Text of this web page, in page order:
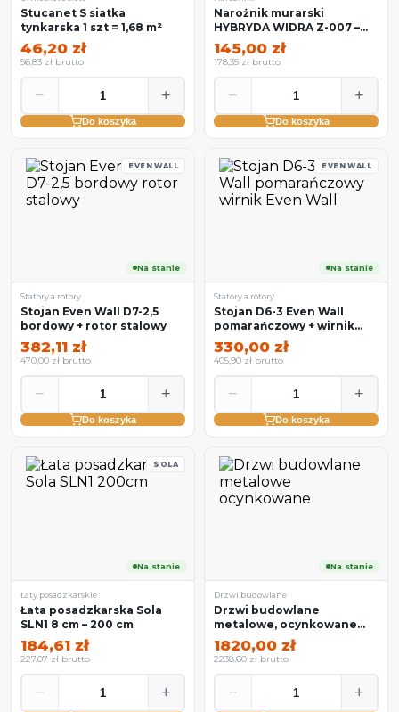
Stucanet S siatka
tynkarska 1 szt = 1,68 m²
46,20 zł
56,83 zł brutto
− +
Do koszyka
Narożnik murarski
HYBRYDA WIDRA Z-007 –
3,00 m (25 szt)
145,00 zł
178,35 zł brutto
− +
Do koszyka
EVEN WALL
Na stanie
Statory a rotory
Stojan Even Wall D7-2,5
bordowy + rotor stalowy
382,11 zł
470,00 zł brutto
− +
Do koszyka
EVEN WALL
Na stanie
Statory a rotory
Stojan D6-3 Even Wall
pomarańczowy + wirnik
Even Wall
330,00 zł
405,90 zł brutto
− +
Do koszyka
SOLA
Na stanie
Łaty posadzkarskie
Łata posadzkarska Sola
SLN1 8 cm – 200 cm
184,61 zł
227,07 zł brutto
− +
Na stanie
Drzwi budowlane
Drzwi budowlane
metalowe, ocynkowane
szer. 86–118 cm, wys. 198–
219 cm
1820,00 zł
2238,60 zł brutto
− +